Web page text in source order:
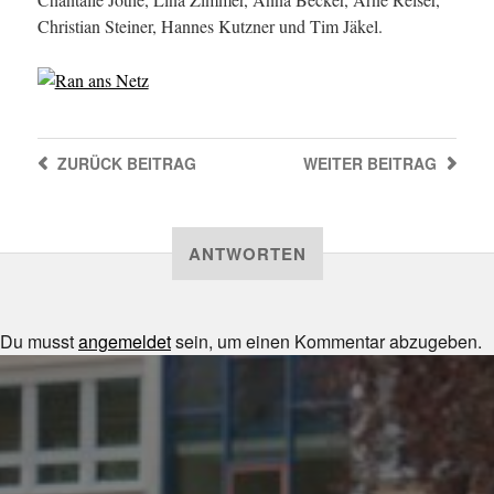
Christian Steiner, Hannes Kutzner und Tim Jäkel.
WEITER BEITRAG
ZURÜCKBEITRAG
ANTWORTEN
Du musstangemeldetsein, um einen Kommentar abzugeben.